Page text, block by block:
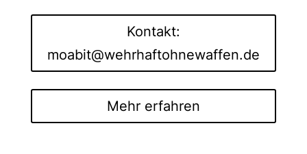
Kontakt:
moabit@wehrhaftohnewaffen.de
Mehr erfahren